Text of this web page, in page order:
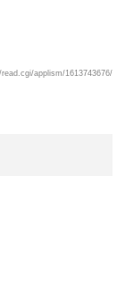
applism/1613743676/